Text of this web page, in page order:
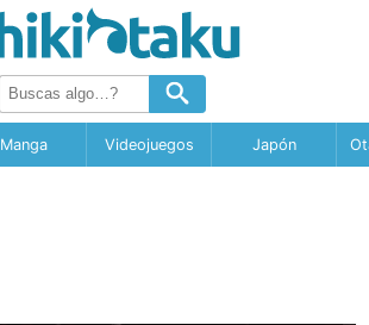
Manga Videojuegos Japón